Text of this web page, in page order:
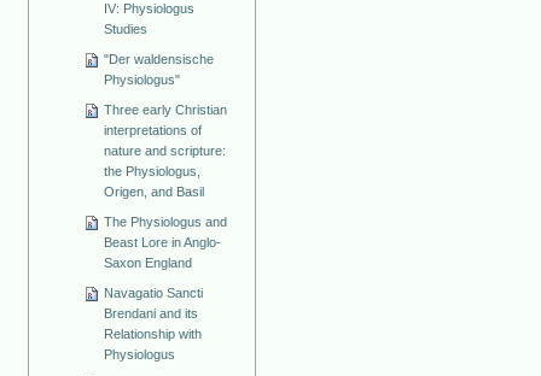
IV: Physiologus
Studies
"Der waldensische
Physiologus"
Three early Christian
interpretations of
nature and scripture:
the Physiologus,
Origen, and Basil
The Physiologus and
Beast Lore in Anglo-
Saxon England
Navagatio Sancti
Brendani and its
Relationship with
Physiologus